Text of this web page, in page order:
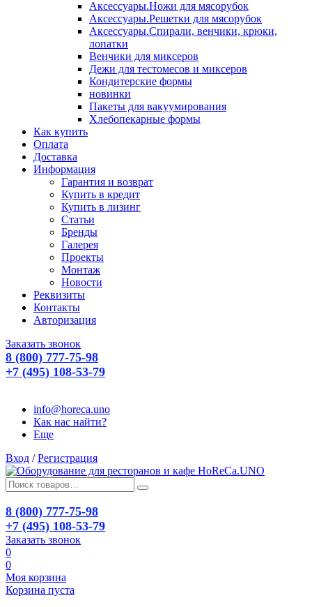
Аксессуары.Ножи для мясорубок
Аксессуары.Решетки для мясорубок
Аксессуары.Спирали, венчики, крюки,
лопатки
Венчики для миксеров
Дежи для тестомесов и миксеров
Кондитерские формы
новинки
Пакеты для вакуумирования
Хлебопекарные формы
Как купить
Оплата
Доставка
Информация
Гарантия и возврат
Купить в кредит
Купить в лизинг
Статьи
Бренды
Галерея
Проекты
Монтаж
Новости
Реквизиты
Контакты
Авторизация
Заказать звонок
8 (800) 777-75-98
+7 (495) 108-53-79
info@horeca.uno
Как нас найти?
Еще
Вход / Регистрация
8 (800) 777-75-98
+7 (495) 108-53-79
Заказать звонок
0
0
Моя корзина
Корзина пуста